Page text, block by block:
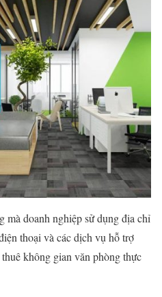
mà doanh nghiệp sử dụng địa chỉ
thoại và các dịch vụ hỗ trợ
không gian văn phòng thực